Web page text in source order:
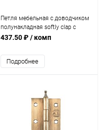
Петля мебельная с доводчиком
полунакладная softly clap с
эксцентриком, комп. из 2 шт
437.50 ₽/ комп
Подробнее